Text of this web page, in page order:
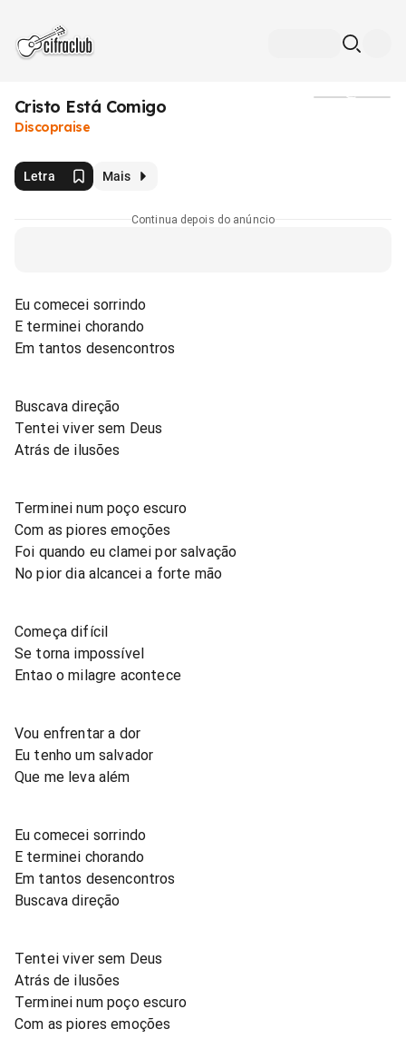
Cristo Está Comigo
Discopraise
Letra Mais
Continua depois do anúncio
Eu comecei sorrindo
E terminei chorando
Em tantos desencontros
Buscava direção
Tentei viver sem Deus
Atrás de ilusões
Terminei num poço escuro
Com as piores emoções
Foi quando eu clamei por salvação
No pior dia alcancei a forte mão
Começa difícil
Se torna impossível
Entao o milagre acontece
Vou enfrentar a dor
Eu tenho um salvador
Que me leva além
Eu comecei sorrindo
E terminei chorando
Em tantos desencontros
Buscava direção
Tentei viver sem Deus
Atrás de ilusões
Terminei num poço escuro
Com as piores emoções